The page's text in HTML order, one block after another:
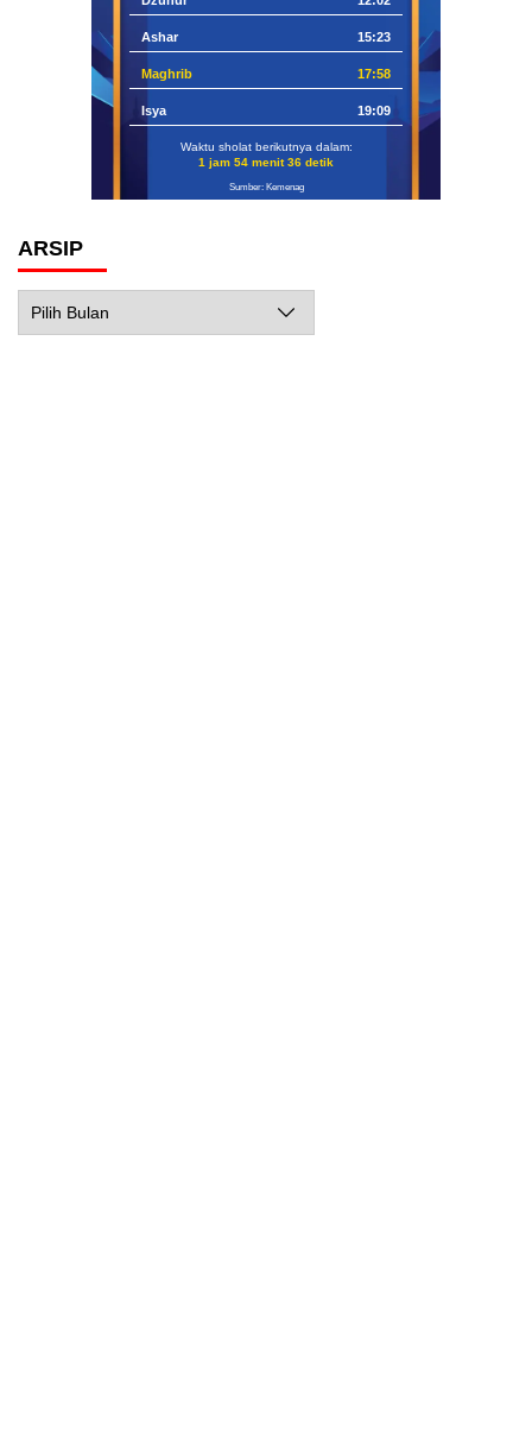
Ashar 15:23
Maghrib 17:58
Isya 19:09
Waktu sholat berikutnya dalam:
1 jam 54 menit 35 detik
Sumber: Kemenag
ARSIP